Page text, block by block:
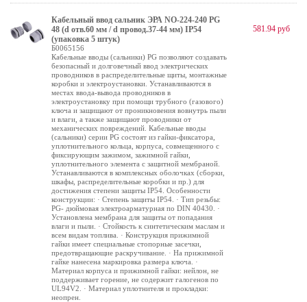
Кабельный ввод сальник ЭРА NO-224-240 PG
48 (d отв.60 мм / d провод.37-44 мм) IP54
(упаковка 5 штук)
Б0065156
Кабельные вводы (сальники) PG позволяют создавать
безопасный и долговечный ввод электрических
проводников в распределительные щиты, монтажные
коробки и электроустановки. Устанавливаются в
местах ввода-вывода проводников в
электроустановку при помощи трубного (газового)
ключа и защищают от проникновения вовнутрь пыли
и влаги, а также защищают проводники от
механических повреждений. Кабельные вводы
(сальники) серии PG состоят из гайки-фиксатора,
уплотнительного кольца, корпуса, совмещенного с
фиксирующим зажимом, зажимной гайки,
уплотнительного элемента с защитной мембраной.
Устанавливаются в комплексных оболочках (сборки,
шкафы, распределительные коробки и пр.) для
достижения степени защиты IP54. Особенности
конструкции: · Степень защиты IP54. · Тип резьбы:
PG- дюймовая электроарматурная по DIN 40430. ·
Установлена мембрана для защиты от попадания
влаги и пыли. · Стойкость к синтетическим маслам и
всем видам топлива. · Конструкция прижимной
гайки имеет специальные стопорные засечки,
предотвращающие раскручивание. · На прижимной
гайке нанесена маркировка размера ключа. ·
Материал корпуса и прижимной гайки: нейлон, не
поддерживает горение, не содержит галогенов по
UL94V2. · Материал уплотнителя и прокладки:
неопрен.
581.94 руб